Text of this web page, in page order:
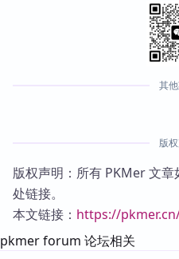
其
版
版权声明：所有 PKMer 文
处链接。
本文链接： https://
pkmer forum 论坛相关